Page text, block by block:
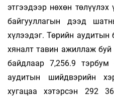
этгээдээр нөхөн төлүүлэх
байгууллагын дээд
хүлээдэг. Төрийн аудитын
хяналт тавин ажиллаж
байдлаар 7,256.9 тэрбум
аудитын шийдвэрийн
хугацаа хэтэрсэн 292